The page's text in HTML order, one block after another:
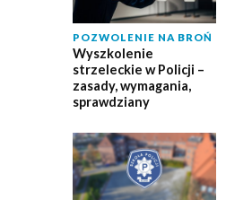
POZWOLENIE NA BROŃ
Wyszkolenie
strzeleckie w Policji –
zasady, wymagania,
sprawdziany